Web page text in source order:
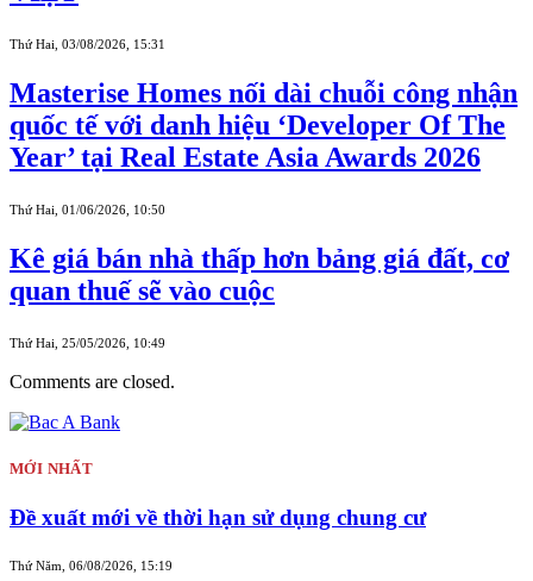
Thứ Hai, 03/08/2026, 15:31
Masterise Homes nối dài chuỗi công nhận
quốc tế với danh hiệu ‘Developer Of The
Year’ tại Real Estate Asia Awards 2026
Thứ Hai, 01/06/2026, 10:50
Kê giá bán nhà thấp hơn bảng giá đất, cơ
quan thuế sẽ vào cuộc
Thứ Hai, 25/05/2026, 10:49
Comments are closed.
MỚI NHẤT
Đề xuất mới về thời hạn sử dụng chung cư
Thứ Năm, 06/08/2026, 15:19